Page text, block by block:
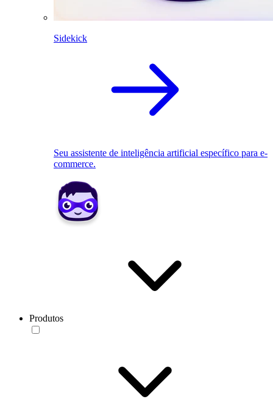
Sidekick
Seu assistente de inteligência artificial específico para e-
commerce.
Produtos